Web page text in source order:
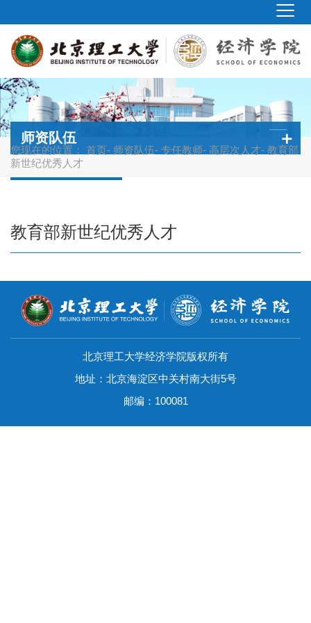
您现在的位置： 首页- 师资队伍- 专任教师- 高层次人才- 教育部
新世纪优秀人才
师资队伍
教育部新世纪优秀人才
北京理工大学经济学院版权所有
地址：北京海淀区中关村南大街5号
邮编：100081